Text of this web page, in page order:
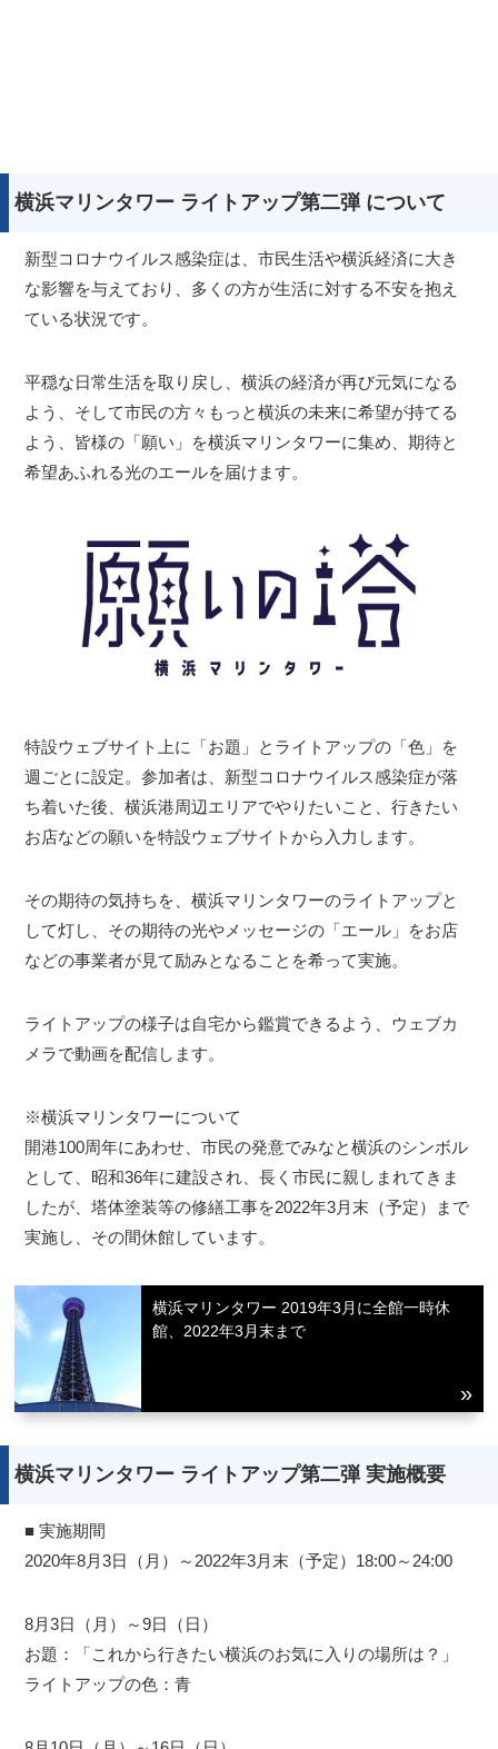
横浜マリンタワー ライトアップ第二弾 について
新型コロナウイルス感染症は、市民生活や横浜経済に大き
な影響を与えており、多くの方が生活に対する不安を抱え
ている状況です。
平穏な日常生活を取り戻し、横浜の経済が再び元気になる
よう、そして市民の方々もっと横浜の未来に希望が持てる
よう、皆様の「願い」を横浜マリンタワーに集め、期待と
希望あふれる光のエールを届けます。
特設ウェブサイト上に「お題」とライトアップの「色」を
週ごとに設定。参加者は、新型コロナウイルス感染症が落
ち着いた後、横浜港周辺エリアでやりたいこと、行きたい
お店などの願いを特設ウェブサイトから入力します。
その期待の気持ちを、横浜マリンタワーのライトアップと
して灯し、その期待の光やメッセージの「エール」をお店
などの事業者が見て励みとなることを希って実施。
ライトアップの様子は自宅から鑑賞できるよう、ウェブカ
メラで動画を配信します。
※横浜マリンタワーについて
開港100周年にあわせ、市民の発意でみなと横浜のシンボル
として、昭和36年に建設され、長く市民に親しまれてきま
したが、塔体塗装等の修繕工事を2022年3月末（予定）まで
実施し、その間休館しています。
横浜マリンタワー 2019年3月に全館一時休
館、2022年3月末まで
横浜マリンタワー ライトアップ第二弾 実施概要
■ 実施期間
2020年8月3日（月）～2022年3月末（予定）18:00～24:00
8月3日（月）～9日（日）
お題：「これから行きたい横浜のお気に入りの場所は？」
ライトアップの色：青